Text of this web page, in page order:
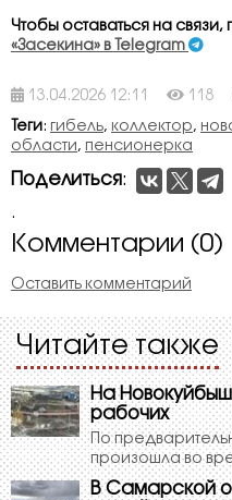
Чтобы оставаться на связи,
«Засекина» в Telegram
13.04.2026 12:11 118
Теги : гибель, коллектор,
области , пенсионерка
Поделиться :
.
Комментарии (0)
Оставить комментарий
Читайте также
На
рабочих
По
произошла во
В Самарской